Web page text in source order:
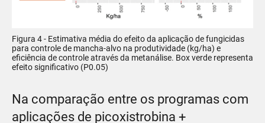
Figura 4 - Estimativa média do efeito da aplicação de fungicidas
para controle de mancha-alvo na produtividade (kg/ha) e
eficiência de controle através da metanálise. Box verde representa
efeito significativo (P0.05)
Na comparação entre os programas com
aplicações de picoxistrobina +